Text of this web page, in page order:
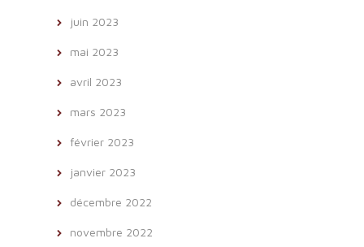
juin 2023
mai 2023
avril 2023
mars 2023
février 2023
janvier 2023
décembre 2022
novembre 2022